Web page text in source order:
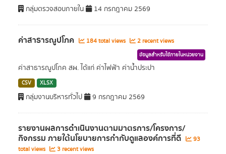
กลุ่มตรวจสอบภายใน 14 กรกฎาคม 2569
ค่าสาธารณูปโภค 184 total views 2 recent views
ข้อมูลสำหรับใช้ภายในหน่วยงาน
ค่าสาธารณูปโภค สผ. ได้แก่ ค่าไฟฟ้า ค่าน้ำประปา
CSV XLSX
กลุ่มงานบริหารทั่วไป 9 กรกฎาคม 2569
รายงานผลการดำเนินงานตามมาตรการ/โครงการ/
กิจกรรม ภายใต้นโยบายการกำกับดูแลองค์การที่ดี
93
total views
3 recent views